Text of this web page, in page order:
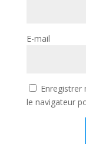
E-mail
le navigateur